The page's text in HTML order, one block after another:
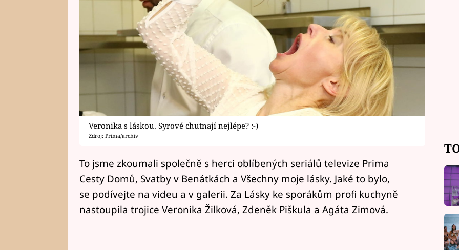
Veronika s láskou. Syrové chutnají nejlépe? :-)
Zdroj: Prima/archiv
To jsme zkoumali společně s herci oblíbených seriálů televize Prima
Cesty Domů, Svatby v Benátkách a Všechny moje lásky. Jaké to bylo,
se podívejte na videu a v galerii. Za Lásky ke sporákům profi kuchyně
nastoupila trojice Veronika Žilková, Zdeněk Piškula a Agáta Zimová.